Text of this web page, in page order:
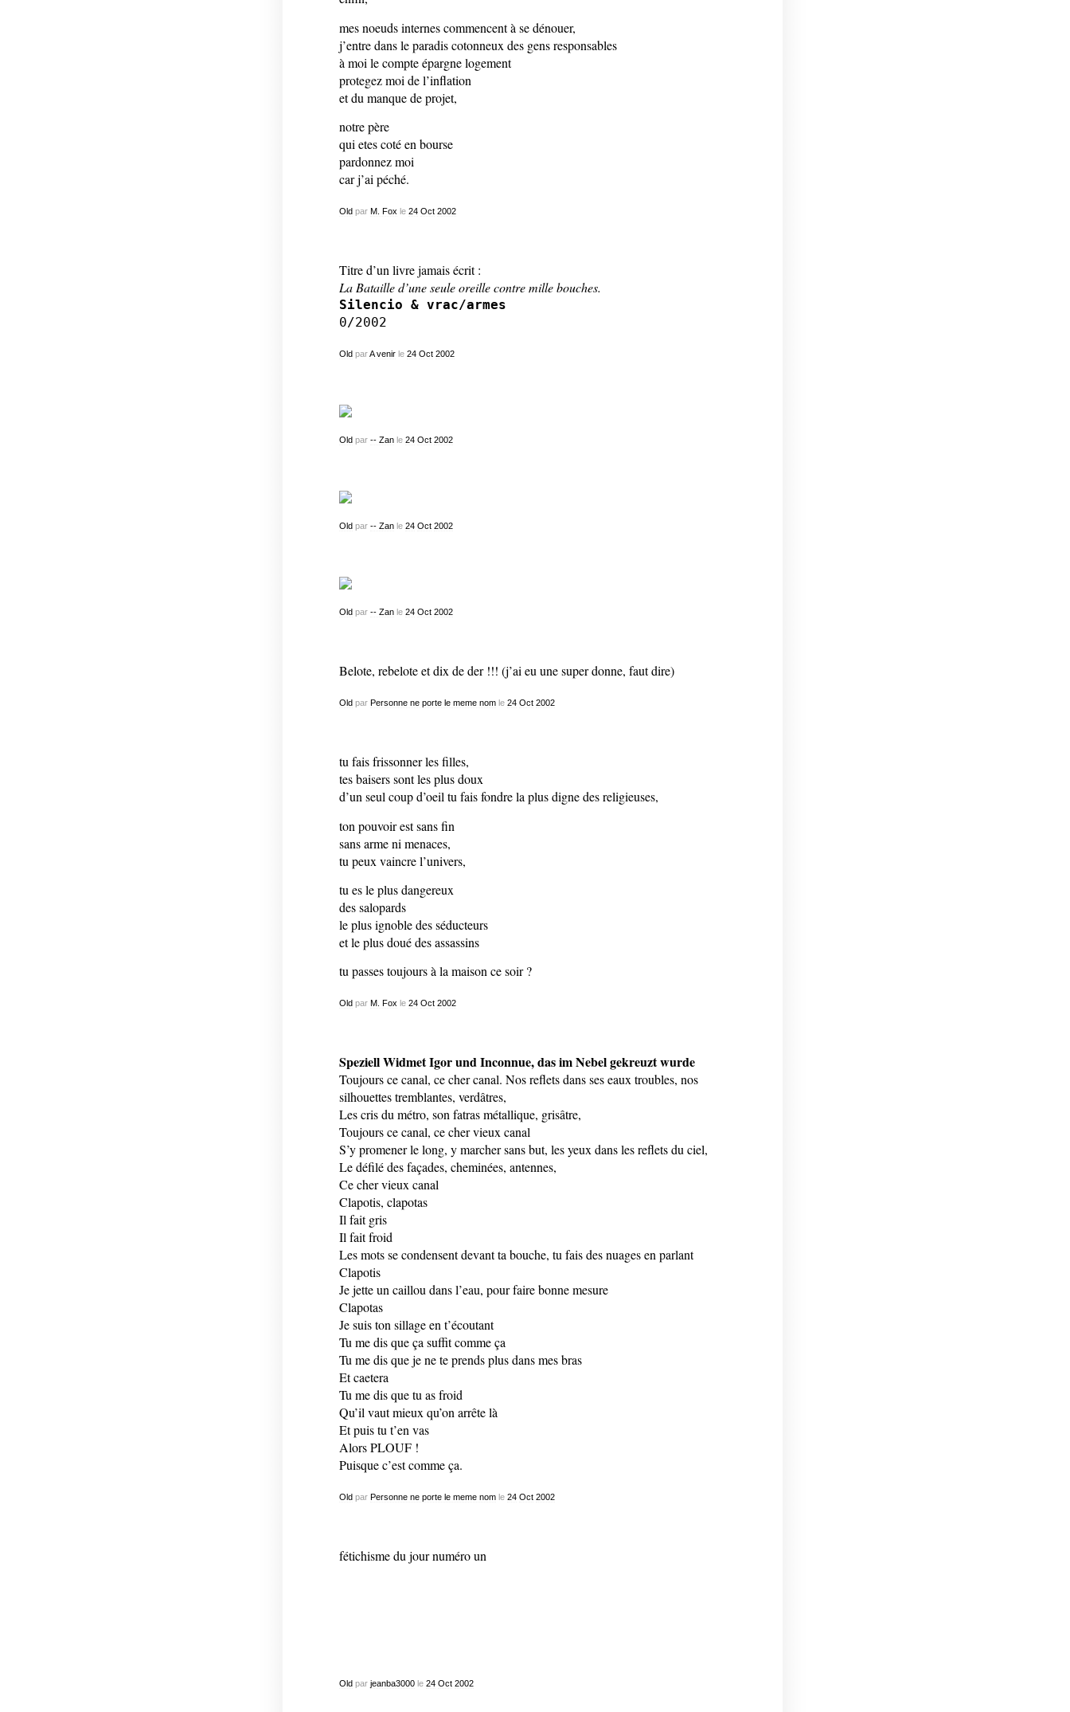
mes noeuds internes commencent à se dénouer,
j’entre dans le paradis cotonneux des gens responsables
à moi le compte épargne logement
protegez moi de l’inflation
et du manque de projet,
notre père
qui etes coté en bourse
pardonnez moi
car j’ai péché.
Oldpar M. Fox le 24 Oct 2002
Titre d’un livre jamais écrit :
La Bataille d’une seule oreille contre mille bouches.
Silencio & vrac/armes
0/2002
Old parA venirle 24 Oct 2002
Old par -- Zanle 24 Oct 2002
Oldpar -- Zanle 24 Oct 2002
Oldpar -- Zanle 24 Oct 2002
Belote, rebelote et dix de der !!! (j’ai eu une super donne, faut dire)
Oldpar Personne ne porte le meme nomle 24 Oct 2002
tu fais frissonner les filles,
tes baisers sont les plus doux
d’un seul coup d’oeil tu fais fondre la plus digne des religieuses,
ton pouvoir est sans fin
sans arme ni menaces,
tu peux vaincre l’univers,
tu es le plus dangereux
des salopards
le plus ignoble des séducteurs
et le plus doué des assassins
tu passes toujours à la maison ce soir ?
Oldpar M. Fox le 24 Oct 2002
Speziell Widmet Igor und Inconnue, das im Nebel gekreuzt wurde
Toujours ce canal, ce cher canal. Nos reflets dans ses eaux troubles, nos
silhouettes tremblantes, verdâtres,
Les cris du métro, son fatras métallique, grisâtre,
Toujours ce canal, ce cher vieux canal
S’y promener le long, y marcher sans but, les yeux dans les reflets du ciel,
Le défilé des façades, cheminées, antennes,
Ce cher vieux canal
Clapotis, clapotas
Il fait gris
Il fait froid
Les mots se condensent devant ta bouche, tu fais des nuages en parlant
Clapotis
Je jette un caillou dans l’eau, pour faire bonne mesure
Clapotas
Je suis ton sillage en t’écoutant
Tu me dis que ça suffit comme ça
Tu me dis que je ne te prends plus dans mes bras
Et caetera
Tu me dis que tu as froid
Qu’il vaut mieux qu’on arrête là
Et puis tu t’en vas
Alors PLOUF !
Puisque c’est comme ça.
Oldpar Personne ne porte le meme nomle 24 Oct 2002
fétichisme du jour numéro un
Oldpar jeanba3000le 24 Oct 2002